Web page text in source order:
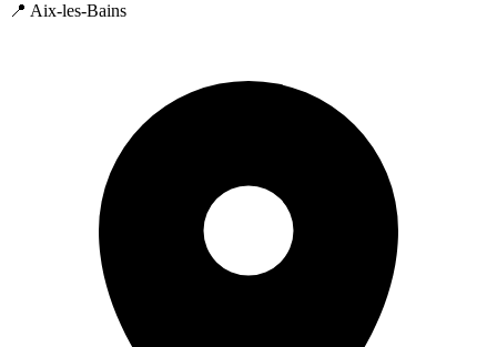
📍 Aix-les-Bains